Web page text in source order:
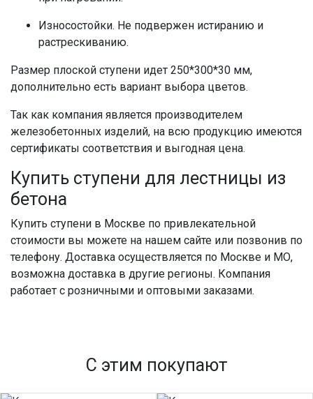
Износостойки. Не подвержен истиранию и
растрескиванию.
Размер плоской ступени идет 250*300*30 мм,
дополнительно есть вариант выбора цветов.
Так как компания является производителем
железобетонных изделий, на всю продукцию имеются
сертификаты соответствия и выгодная цена.
Купить ступени для лестницы из
бетона
Купить ступени в Москве по привлекательной
стоимости вы можете на нашем сайте или позвонив по
телефону. Доставка осуществляется по Москве и МО,
возможна доставка в другие регионы. Компания
работает с розничными и оптовыми заказами.
С этим покупают